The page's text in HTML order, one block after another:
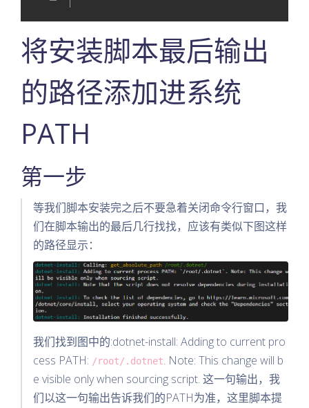
前言
检验.NET环境
是否已经安装
安装.NET环境
安装脚本
第一步
将安装脚本最后输出
的路径添加进系统
PATH
第一步
等我们脚本安装完之后不要急着关闭命令行窗口，我
们在脚本输出的最后几行找找，应该有类似下图这样
的路径显示：
我们找到图中的:dotnet-install: Adding to current pro
cess PATH: /root/.dotnet. Note: This change will b
e visible only when sourcing script. 这一句输出，我
们以这一句输出告诉我们的PATH为准，这里脚本提